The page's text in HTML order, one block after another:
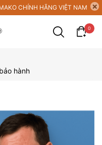
CHÍNH HÃNG VIỆT NAM
0
hành